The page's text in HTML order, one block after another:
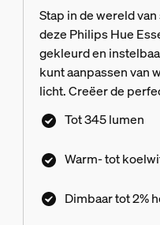
Stap in de wereld
deze Philips Hue
gekleurd en
kunt aanpassen van
licht. Creëer de
dimmen, miljoenen
vol lichtscènes
producten van
Tot 345 lumen
Warm- tot
Dimbaar tot 2%